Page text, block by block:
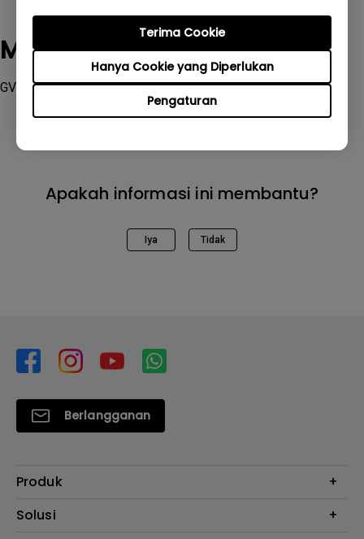
Pengaturan
Hanya Cookie yang Diperlukan
Terima Cookie
Model yang Berlaku
GV31, TK710STi
Apakah informasi ini membantu?
Iya Tidak
Berlangganan
Produk
Proyektor
Solusi